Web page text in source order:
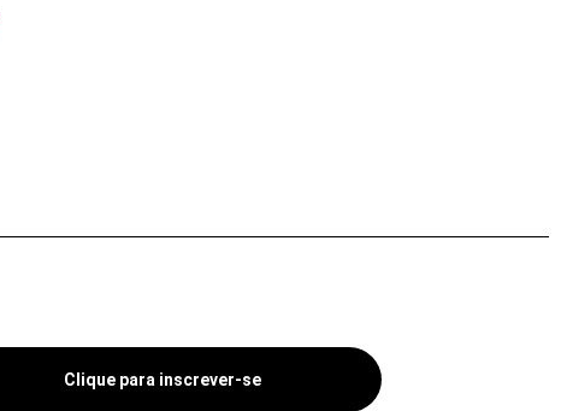
Clique para inscrever-se